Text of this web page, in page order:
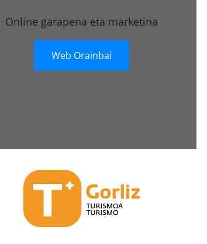
Online garapena eta marketina
Web Orainbai